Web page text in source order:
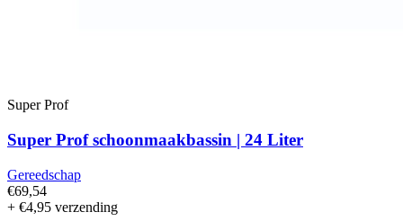
Super Prof
Super Prof schoonmaakbassin | 24 Liter
Gereedschap
€69,54
+ €4,95 verzending